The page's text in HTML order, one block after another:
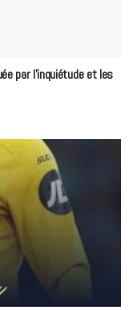
par l’inquiétude et les